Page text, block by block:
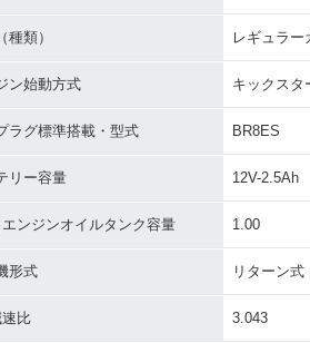
種類） レギュラー
ン始動方式 キックスタ
ラグ標準搭載・型式 BR8ES
リー容量 12V-2.5Ah
ンジンオイルタンク容量 1.00
形式 リターン式
比 3.043